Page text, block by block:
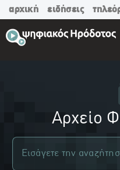
αρχική ειδήσεις
Αρχείο